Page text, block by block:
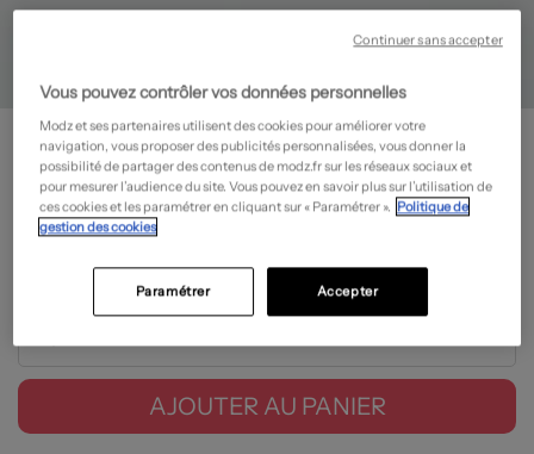
JACK & JONES
Casquette- Outlet
9,00€
Prix boutique : 17,99€
AJOUTER AU PANIER
Vous pouvez contrôler vos données personnelles
Modz et ses partenaires utilisent des cookies pour améliorer votre
navigation, vous proposer des publicités personnalisées, vous donner la
possibilité de partager des contenus de modz.fr sur les réseaux sociaux et
pour mesurer l’audience du site. Vous pouvez en savoir plus sur l’utilisation de
ces cookies et les paramétrer en cliquant sur « Paramétrer ». Politique de
gestion des cookies
Accepter
Paramétrer
Continuer sans accepter